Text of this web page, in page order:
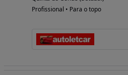
Profissional • Para o topo